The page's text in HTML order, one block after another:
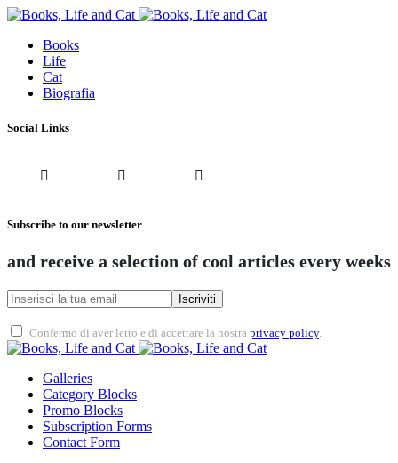
Books
Life
Cat
Biografia
Social Links
Subscribe to our newsletter
and receive a selection of cool articles every weeks
Iscriviti
Confermo di aver letto e di accettare la nostra privacy policy.
Galleries
Category Blocks
Promo Blocks
Subscription Forms
Contact Form